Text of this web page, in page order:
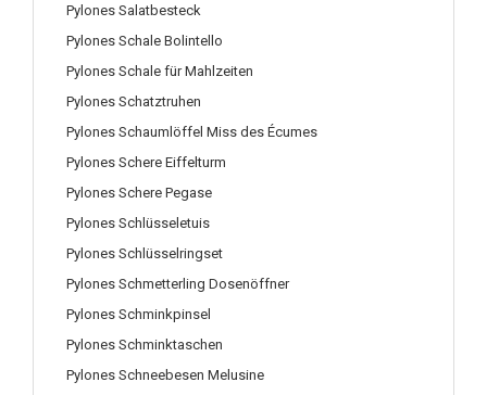
Pylones Salatbesteck
Pylones Schale Bolintello
Pylones Schale für Mahlzeiten
Pylones Schatztruhen
Pylones Schaumlöffel Miss des Écumes
Pylones Schere Eiffelturm
Pylones Schere Pegase
Pylones Schlüsseletuis
Pylones Schlüsselringset
Pylones Schmetterling Dosenöffner
Pylones Schminkpinsel
Pylones Schminktaschen
Pylones Schneebesen Melusine